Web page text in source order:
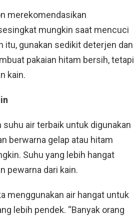
merekomendasikan
mungkin saat mencuci
itu, gunakan sedikit deterjen dan
pakaian hitam bersih, tetapi
kain.
air terbaik untuk digunakan
berwarna gelap atau hitam
Suhu yang lebih hangat
pewarna dari kain.
menggunakan air hangat untuk
lebih pendek. “Banyak orang